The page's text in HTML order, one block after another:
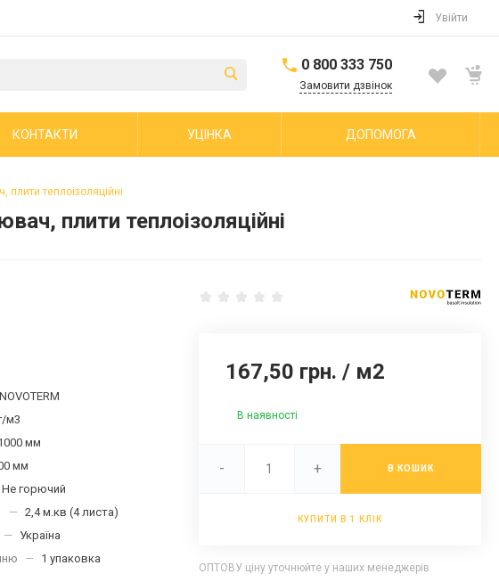
Увійти
0 800 333 750
Замовити дзвінок
КОНТАКТИ УЦІНКА ДОПОМОГА
теплоізоляційні
плити теплоізоляційні
NOVOTERM
м3
мм
мм
Не горючий
— 2,4 м.кв (4 листа)
—
Україна
—
1 упаковка
167,50 грн. / м2
В наявності
- + В КОШИК
КУПИТИ В 1 КЛІК
ОПТОВУ ціну уточнюйте у наших менеджерів